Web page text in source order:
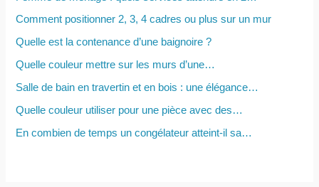
Comment positionner 2, 3, 4 cadres ou plus sur un mur
Quelle est la contenance d’une baignoire ?
Quelle couleur mettre sur les murs d’une…
Salle de bain en travertin et en bois : une élégance…
Quelle couleur utiliser pour une pièce avec des…
En combien de temps un congélateur atteint-il sa…